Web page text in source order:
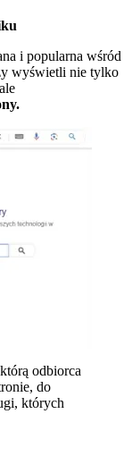
i popularna wśród
wyświetli nie tylko
odbiorca
do
których